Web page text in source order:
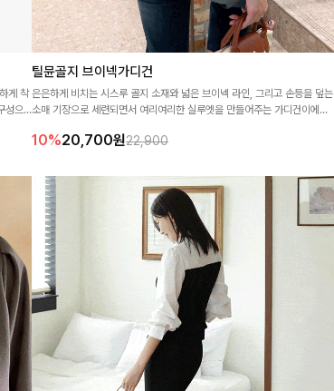
게 착
성으
틸뮨골지 브이넥가디건
은은하게 비치는 시스루 골지 소재와 넓은 브이넥 라인, 그리고 손등을 덮는
소매 기장으로 세련되면서 여리여리한 실루엣을 만들어주는 가디건이에요
10%20,700원22,900